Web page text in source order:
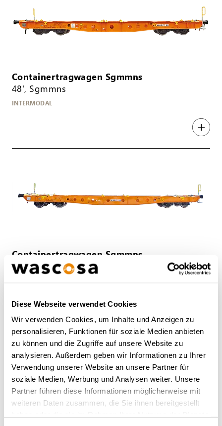
Diese Webseite verwendet Cookies
Wir verwenden Cookies, um Inhalte und Anzeigen zu
personalisieren, Funktionen für soziale Medien anbieten
zu können und die Zugriffe auf unsere Website zu
analysieren. Außerdem geben wir Informationen zu Ihrer
Verwendung unserer Website an unsere Partner für
soziale Medien, Werbung und Analysen weiter. Unsere
Partner führen diese Informationen möglicherweise mit
weiteren Daten zusammen, die Sie ihnen bereitgestellt
Containertragwagen Sgmmns
48', Sgmmns
INTERMODAL
Containertragwagen Sgmmns
52' Sgmmns